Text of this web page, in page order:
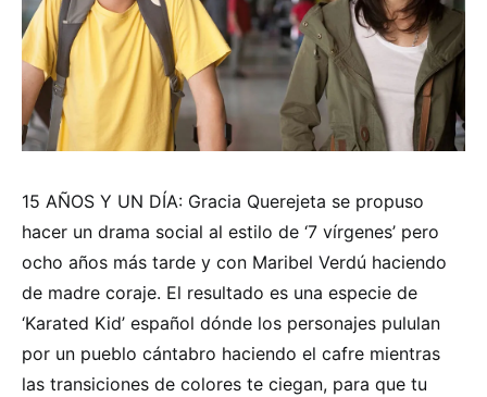
15 AÑOS Y UN DÍA: Gracia Querejeta se propuso
hacer un drama social al estilo de ‘7 vírgenes’ pero
ocho años más tarde y con Maribel Verdú haciendo
de madre coraje. El resultado es una especie de
‘Karated Kid’ español dónde los personajes pululan
por un pueblo cántabro haciendo el cafre mientras
las transiciones de colores te ciegan, para que tu